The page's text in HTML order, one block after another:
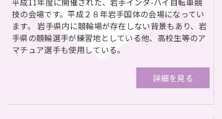
技の会場です。平成２８年岩手国体の会場になってい
ます。 岩手県内に競輪場が存在しない背景もあり、岩
手県の競輪選手が練習地としている他、高校生等のア
マチュア選手も使用している。
詳細を見る